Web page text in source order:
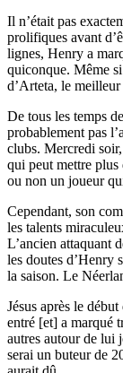
Il n’était pas
prolifiques avant
lignes, Henry a
quiconque. Même
d’Arteta, le meilleur
De tous les temps
probablement pas
clubs. Mercredi
qui peut mettre plus
ou non un joueur
Cependant, son
les talents
L’ancien attaquant
les doutes d’Henry
la saison. Le
Jésus après le
entré [et] a marqué
autres autour de lui
serai un buteur de